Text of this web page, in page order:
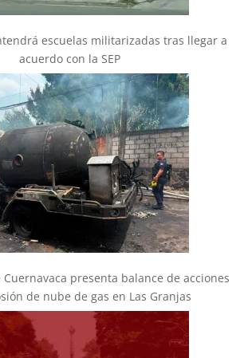
escuelas militarizadas tras llegar a
acuerdo con la SEP
presenta balance de acciones
de nube de gas en Las Granjas